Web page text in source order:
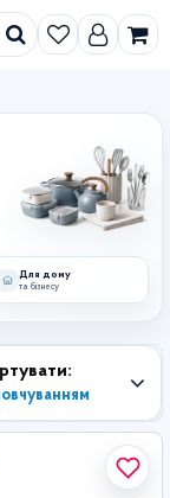
Знайти
Для дому
та бізнесу